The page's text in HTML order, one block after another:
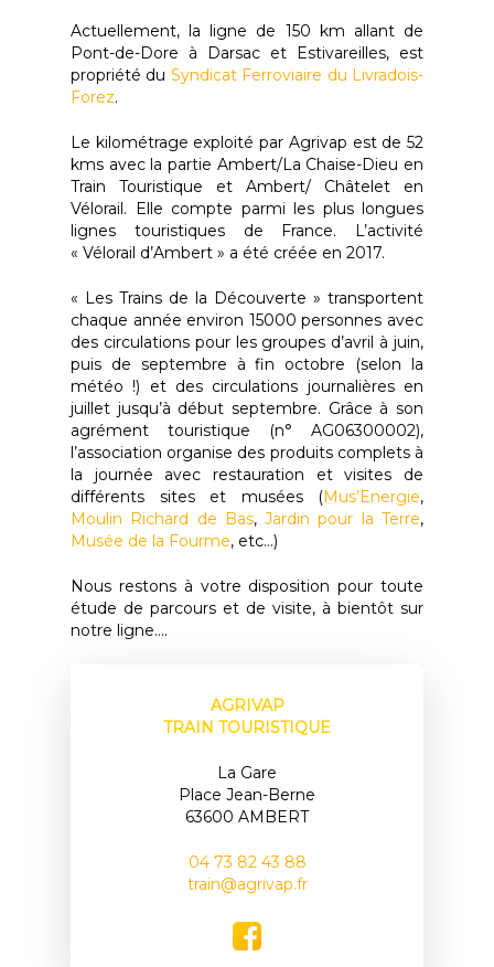
Actuellement, la ligne de 150 km allant de
Pont-de-Dore à Darsac et Estivareilles, est
propriété du Syndicat Ferroviaire du Livradois-
Forez.
Le kilométrage exploité par Agrivap est de 52
kms avec la partie Ambert/La Chaise-Dieu en
Train Touristique et Ambert/ Châtelet en
Vélorail. Elle compte parmi les plus longues
lignes touristiques de France. L’activité
« Vélorail d’Ambert » a été créée en 2017.
« Les Trains de la Découverte » transportent
chaque année environ 15000 personnes avec
des circulations pour les groupes d’avril à juin,
puis de septembre à fin octobre (selon la
météo !) et des circulations journalières en
juillet jusqu’à début septembre. Grâce à son
agrément touristique (n° AG06300002),
l’association organise des produits complets à
la journée avec restauration et visites de
différents sites et musées (Mus’Energie,
Moulin Richard de Bas,Jardin pour la Terre,
Musée de la Fourme, etc…)
Nous restons à votre disposition pour toute
étude de parcours et de visite, à bientôt sur
notre ligne….
AGRIVAP
TRAIN TOURISTIQUE
La Gare
Place Jean-Berne
63600 AMBERT
04 73 82 43 88
train@agrivap.fr